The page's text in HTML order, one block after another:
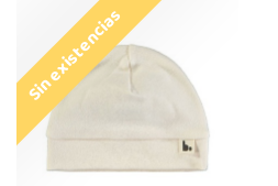
Sin existencias